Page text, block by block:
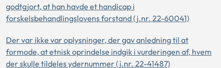
godtgjort, at han havde et handicap i
forskelsbehandlingslovens forstand (j.nr. 22-60041)
Der var ikke var oplysninger, der gav anledning til at
formode, at etnisk oprindelse indgik i vurderingen af, hvem
der skulle tildeles ydernummer (j.nr. 22-41487)